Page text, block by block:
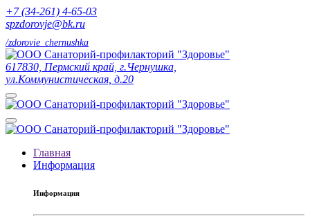
+7 (34-261) 4-65-03
spzdorovje@bk.ru
/zdorovie_chernushka
617830, Пермский край, г.Чернушка,
ул.Коммунистическая, д.20
Главная
Информация
Информация